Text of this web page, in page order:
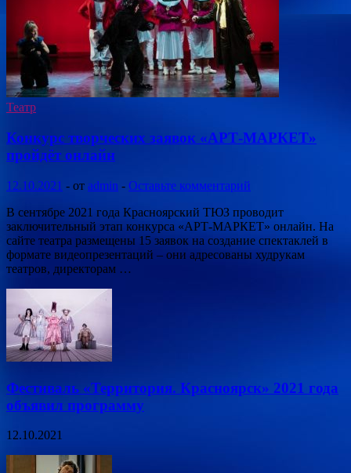
Театр
Конкурс творческих заявок «АРТ-МАРКЕТ»
пройдёт онлайн
12.10.2021 - от admin - Оставьте комментарий
В сентябре 2021 года Красноярский ТЮЗ проводит
заключительный этап конкурса «АРТ-МАРКЕТ» онлайн. На
сайте театра размещены 15 заявок на создание спектаклей в
формате видеопрезентаций – они адресованы худрукам
театров, директорам …
Фестиваль «Территория. Красноярск» 2021 года
объявил программу
12.10.2021